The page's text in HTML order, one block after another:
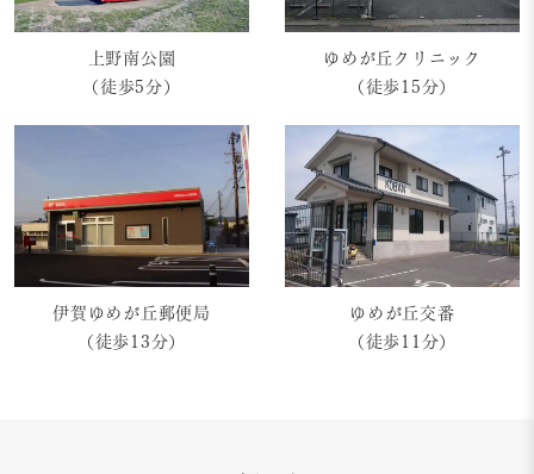
上野南公園
（徒歩5分）
ゆめが丘クリニック
（徒歩15分）
伊賀ゆめが丘郵便局
（徒歩13分）
ゆめが丘交番
（徒歩11分）